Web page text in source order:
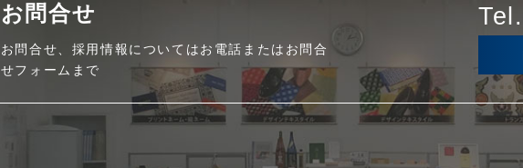
お問合せ
お問合せ、採用情報についてはお電話またはお問合
せフォームまで
Tel.